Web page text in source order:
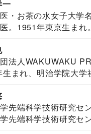
一
・お茶の水女子大学
。1951年東京生まれ
法人WAKUWAKU
表・言語聴覚士・社
生まれ、明治学院大学
先端科学技術研究セ
先端科学技術研究セ